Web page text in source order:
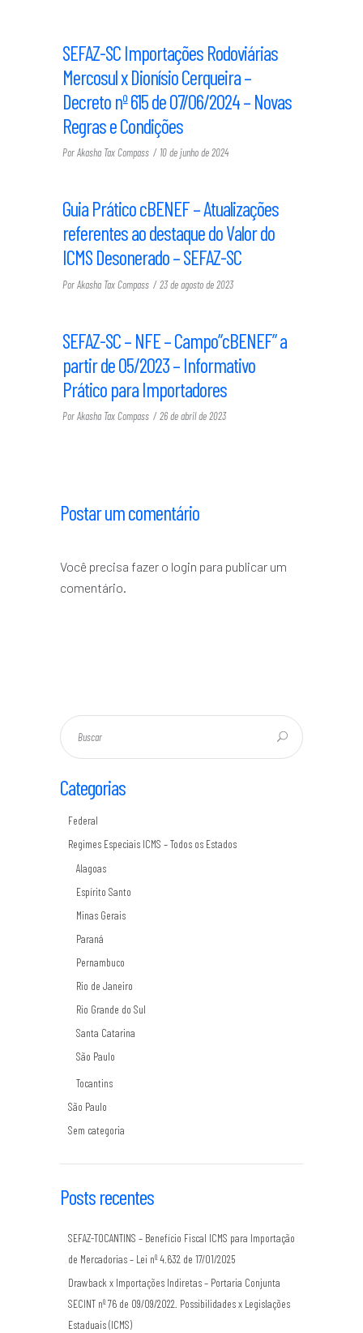
SEFAZ-SC Importações Rodoviárias
Mercosul x Dionísio Cerqueira –
Decreto nº 615 de 07/06/2024 – Novas
Regras e Condições
PorAkasha Tax Compass 10 de junho de 2024
Guia Prático cBENEF – Atualizações
referentes ao destaque do Valor do
ICMS Desonerado – SEFAZ-SC
PorAkasha Tax Compass 23 de agosto de 2023
SEFAZ-SC – NFE – Campo”cBENEF” a
partir de 05/2023 – Informativo
Prático para Importadores
PorAkasha Tax Compass 26 de abril de 2023
Postar um comentário
Você precisa fazer o login para publicar um
comentário.
Categorias
Federal
Regimes Especiais ICMS – Todos os Estados
Alagoas
Espírito Santo
Minas Gerais
Paraná
Pernambuco
Rio de Janeiro
Rio Grande do Sul
Santa Catarina
São Paulo
Tocantins
São Paulo
Sem categoria
Posts recentes
SEFAZ-TOCANTINS – Benefício Fiscal ICMS para Importação
de Mercadorias – Lei nº 4.632 de 17/01/2025
Drawback x Importações Indiretas – Portaria Conjunta
SECINT nº 76 de 09/09/2022. Possibilidades x Legislações
Estaduais (ICMS)